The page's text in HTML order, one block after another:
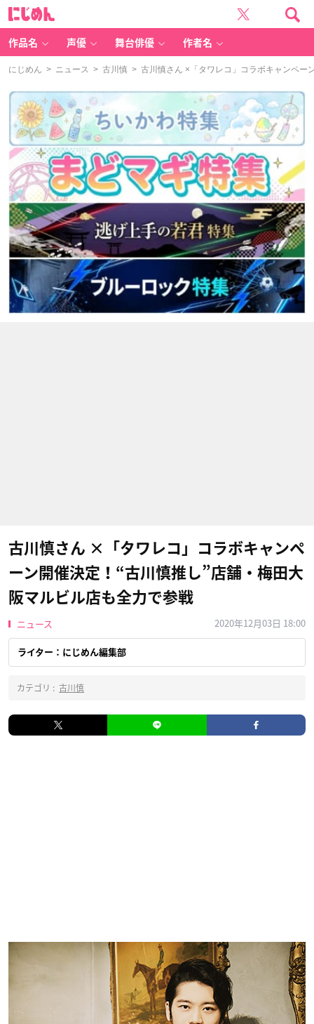
作品名 声優 舞台俳優 作者名
にじめん > ニュース > 古川慎 > 古川慎さん ×「タワレコ」コラボキャンペー
古川慎さん ×「タワレコ」コラボキャンペ
ーン開催決定！“古川慎推し”店舗・梅田大
阪マルビル店も全力で参戦
ニュース 2020年12月03日 18:00
ライター：にじめん編集部
カテゴリ : 古川慎